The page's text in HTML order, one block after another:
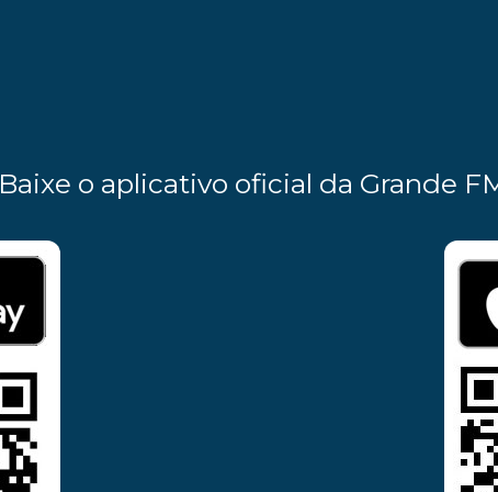
Baixe o aplicativo oficial da Grande